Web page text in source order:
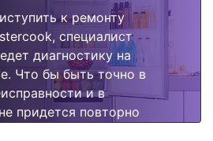
к ремонту
специалист
диагностику на
Что бы быть точно в
и в
придется повторно